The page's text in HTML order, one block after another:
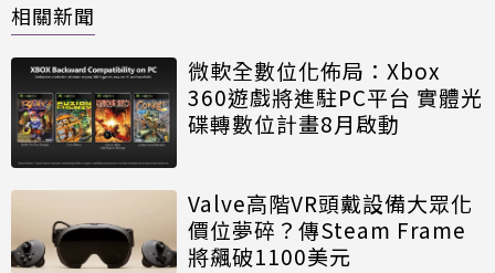
相關新聞
微軟全數位化佈局：Xbox
360遊戲將進駐PC平台 實體光
碟轉數位計畫8月啟動
Valve高階VR頭戴設備大眾化
價位夢碎？傳Steam Frame
將飆破1100美元